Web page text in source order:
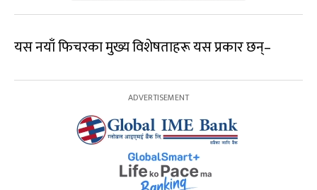
यस नयाँ फिचरका मुख्य विशेषताहरू यस प्रकार छन्–